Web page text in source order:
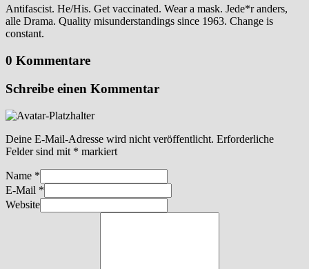
Antifascist. He/His. Get vaccinated. Wear a mask. Jede*r anders,
alle Drama. Quality misunderstandings since 1963. Change is
constant.
0 Kommentare
Schreibe einen Kommentar
Deine E-Mail-Adresse wird nicht veröffentlicht. Erforderliche
Felder sind mit * markiert
Name *
E-Mail *
Website